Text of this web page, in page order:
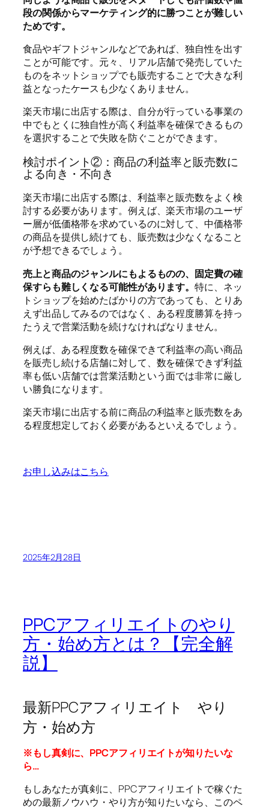
段の関係からマーケティング的に勝つことが難しい
ためです。
食品やギフトジャンルなどであれば、独自性を出す
ことが可能です。元々、リアル店舗で発売していた
ものをネットショップでも販売することで大きな利
益となったケースも少なくありません。
楽天市場に出店する際は、自分が行っている事業の
中でもとくに独自性が高く利益率を確保できるもの
を選択することで失敗を防ぐことができます。
検討ポイント②：商品の利益率と販売数に
よる向き・不向き
楽天市場に出店する際は、利益率と販売数をよく検
討する必要があります。例えば、楽天市場のユーザ
ー層が低価格帯を求めているのに対して、中価格帯
の商品を提供し続けても、販売数は少なくなること
が予想できるでしょう。
売上と商品のジャンルにもよるものの、固定費の確
保すらも難しくなる可能性があります。特に、ネッ
トショップを始めたばかりの方であっても、とりあ
えず出品してみるのではなく、ある程度勝算を持っ
たうえで営業活動を続けなければなりません。
例えば、ある程度数を確保できて利益率の高い商品
を販売し続ける店舗に対して、数を確保できず利益
率も低い店舗では営業活動という面では非常に厳し
い勝負になります。
楽天市場に出店する前に商品の利益率と販売数をあ
る程度想定しておく必要があるといえるでしょう。
お申し込みはこちら
2025年2月28日
PPCアフィリエイトのやり
方・始め方とは？【完全解
説】
最新PPCアフィリエイト やり
方・始め方
※もし真剣に、PPCアフィリエイトが知りたいな
ら…
もしあなたが真剣に、PPCアフィリエイトで稼ぐた
めの最新ノウハウ・やり方が知りたいなら、このペ